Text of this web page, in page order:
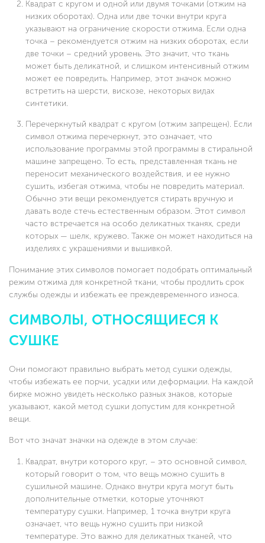
Квадрат с кругом и одной или двумя точками (отжим на
низких оборотах). Одна или две точки внутри круга
указывают на ограничение скорости отжима. Если одна
точка – рекомендуется отжим на низких оборотах, если
две точки – средний уровень. Это значит, что ткань
может быть деликатной, и слишком интенсивный отжим
может ее повредить. Например, этот значок можно
встретить на шерсти, вискозе, некоторых видах
синтетики.
Перечеркнутый квадрат с кругом (отжим запрещен). Если
символ отжима перечеркнут, это означает, что
использование программы этой программы в стиральной
машине запрещено. То есть, представленная ткань не
переносит механического воздействия, и ее нужно
сушить, избегая отжима, чтобы не повредить материал.
Обычно эти вещи рекомендуется стирать вручную и
давать воде стечь естественным образом. Этот символ
часто встречается на особо деликатных тканях, среди
которых — шелк, кружево. Также он может находиться на
изделиях с украшениями и вышивкой.
Понимание этих символов помогает подобрать оптимальный
режим отжима для конкретной ткани, чтобы продлить срок
службы одежды и избежать ее преждевременного износа.
СИМВОЛЫ, ОТНОСЯЩИЕСЯ К
СУШКЕ
Они помогают правильно выбрать метод сушки одежды,
чтобы избежать ее порчи, усадки или деформации. На каждой
бирке можно увидеть несколько разных знаков, которые
указывают, какой метод сушки допустим для конкретной
вещи.
Вот что значат значки на одежде в этом случае:
Квадрат, внутри которого круг, – это основной символ,
который говорит о том, что вещь можно сушить в
сушильной машине. Однако внутри круга могут быть
дополнительные отметки, которые уточняют
температуру сушки. Например, 1 точка внутри круга
означает, что вещь нужно сушить при низкой
температуре. Это важно для деликатных тканей, что